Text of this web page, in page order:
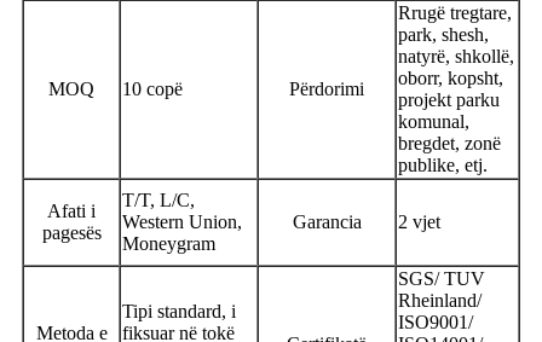
MOQ 10 copë Përdorimi
Rrugë tregtare,
park, shesh,
natyrë, shkollë,
oborr, kopsht,
projekt parku
komunal,
bregdet, zonë
publike, etj.
Afati i
pagesës
T/T, L/C,
Western Union,
Moneygram
Garancia 2 vjet
Metoda e
Tipi standard, i
fiksuar në tokë
SGS/ TUV
Rheinland/
ISO9001/